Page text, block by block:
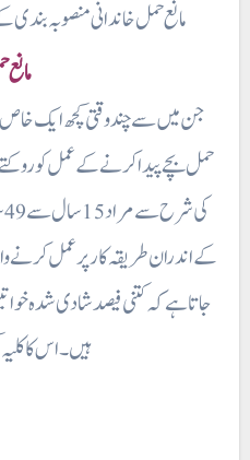
مانع حمل خاندانی منصوبہ
جن میں سے چند وقتی کچھ ایک
حمل بچے پیدا کرنے کے عمل کو
کے اندران طریقہ کار پر عمل کرنے
جاتا ہے کہ کتنی فیصد شادی شدہ
ہیں۔ اس کا